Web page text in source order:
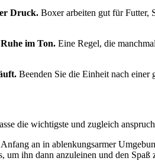
Druck. Boxer arbeiten gut für Futter,
im Ton. Eine Regel, die
Beenden Sie die Einheit nach
die wichtigste und zugleich
an in ablenkungsarmer
um ihn dann anzuleinen und den Spaß